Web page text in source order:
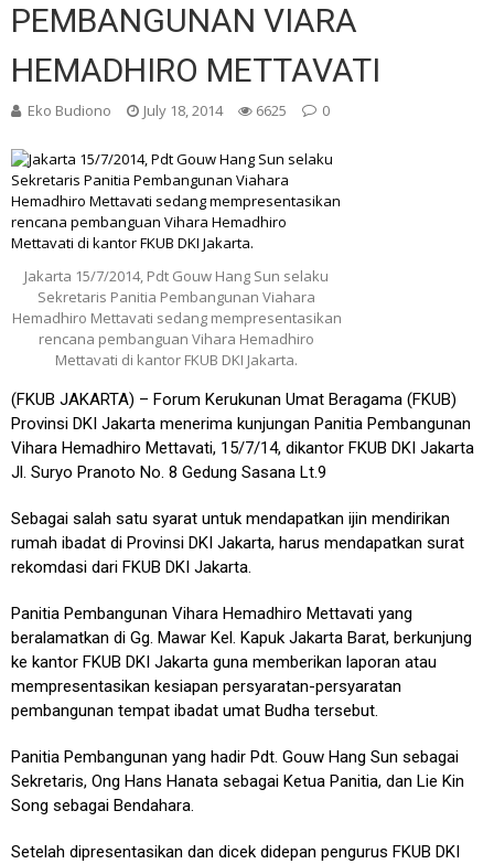
PEMBANGUNAN VIARA
HEMADHIRO METTAVATI
Eko Budiono July 18, 2014 6625 0
Jakarta 15/7/2014, Pdt Gouw Hang Sun selaku
Sekretaris Panitia Pembangunan Viahara
Hemadhiro Mettavati sedang mempresentasikan
rencana pembanguan Vihara Hemadhiro
Mettavati di kantor FKUB DKI Jakarta.
(FKUB JAKARTA) – Forum Kerukunan Umat Beragama (FKUB)
Provinsi DKI Jakarta menerima kunjungan Panitia Pembangunan
Vihara Hemadhiro Mettavati, 15/7/14, dikantor FKUB DKI Jakarta
Jl. Suryo Pranoto No. 8 Gedung Sasana Lt.9
Sebagai salah satu syarat untuk mendapatkan ijin mendirikan
rumah ibadat di Provinsi DKI Jakarta, harus mendapatkan surat
rekomdasi dari FKUB DKI Jakarta.
Panitia Pembangunan Vihara Hemadhiro Mettavati yang
beralamatkan di Gg. Mawar Kel. Kapuk Jakarta Barat, berkunjung
ke kantor FKUB DKI Jakarta guna memberikan laporan atau
mempresentasikan kesiapan persyaratan-persyaratan
pembangunan tempat ibadat umat Budha tersebut.
Panitia Pembangunan yang hadir Pdt. Gouw Hang Sun sebagai
Sekretaris, Ong Hans Hanata sebagai Ketua Panitia, dan Lie Kin
Song sebagai Bendahara.
Setelah dipresentasikan dan dicek didepan pengurus FKUB DKI